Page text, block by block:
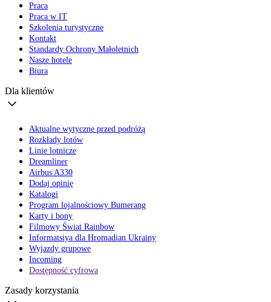
Praca
Praca w IT
Szkolenia turystyczne
Kontakt
Standardy Ochrony Małoletnich
Nasze hotele
Biura
Dla klientów
Aktualne wytyczne przed podróżą
Rozkłady lotów
Linie lotnicze
Dreamliner
Airbus A330
Dodaj opinię
Katalogi
Program lojalnościowy Bumerang
Karty i bony
Filmowy Świat Rainbow
Informatsiya dla Hromadian Ukrainy
Wyjazdy grupowe
Incoming
Dostępność cyfrowa
Zasady korzystania